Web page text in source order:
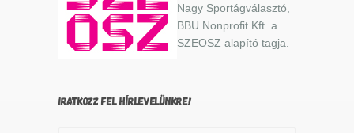
Nagy Sportágválasztó,
BBU Nonprofit Kft. a
SZEOSZ alapító tagja.
IRATKOZZ FEL HÍRLEVELÜNKRE!